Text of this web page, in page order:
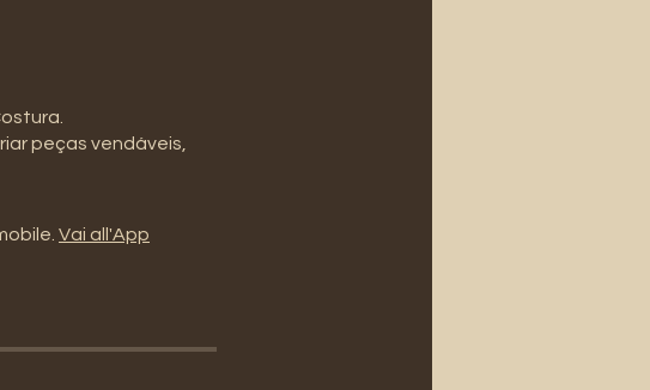
peças vendáveis,
Vai all'App